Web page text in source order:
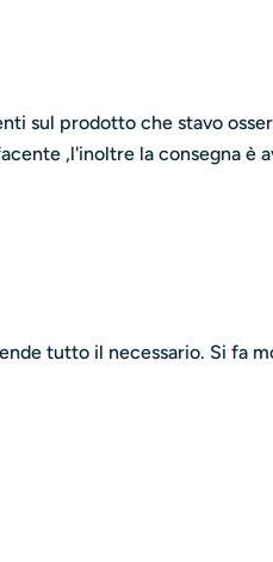
sul prodotto che stavo
,l'inoltre la consegna è
tutto il necessario. Si fa